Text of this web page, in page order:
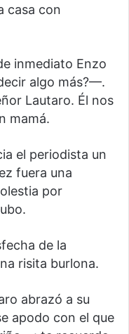
casa con
inmediato Enzo
algo más?—.
Lautaro. Él nos
mamá.
el periodista un
fuera una
por
de la
risita burlona.
abrazó a su
apodo con el que